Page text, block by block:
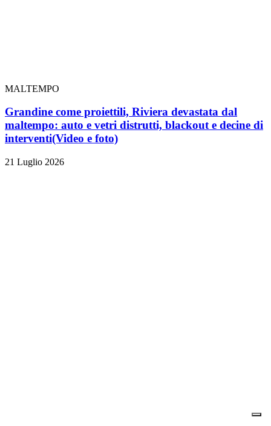
MALTEMPO
Grandine come proiettili, Riviera devastata dal
maltempo: auto e vetri distrutti, blackout e decine di
interventi(Video e foto)
21 Luglio 2026